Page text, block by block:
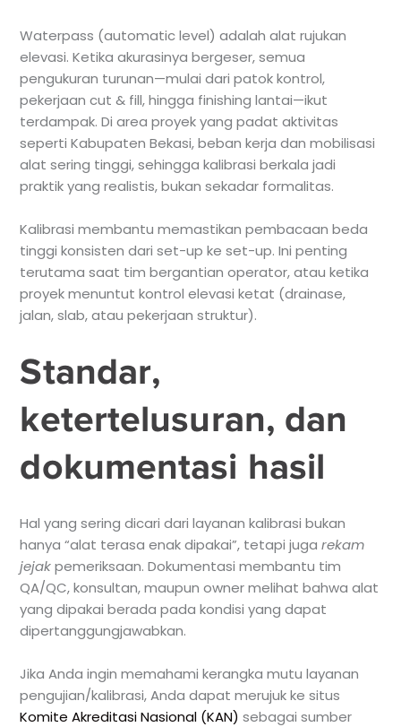
Waterpass (automatic level) adalah alat rujukan
elevasi. Ketika akurasinya bergeser, semua
pengukuran turunan—mulai dari patok kontrol,
pekerjaan cut & fill, hingga finishing lantai—ikut
terdampak. Di area proyek yang padat aktivitas
seperti Kabupaten Bekasi, beban kerja dan mobilisasi
alat sering tinggi, sehingga kalibrasi berkala jadi
praktik yang realistis, bukan sekadar formalitas.
Kalibrasi membantu memastikan pembacaan beda
tinggi konsisten dari set-up ke set-up. Ini penting
terutama saat tim bergantian operator, atau ketika
proyek menuntut kontrol elevasi ketat (drainase,
jalan, slab, atau pekerjaan struktur).
Standar,
ketertelusuran, dan
dokumentasi hasil
Hal yang sering dicari dari layanan kalibrasi bukan
hanya “alat terasa enak dipakai”, tetapi jugarekam
jejakpemeriksaan. Dokumentasi membantu tim
QA/QC, konsultan, maupun owner melihat bahwa alat
yang dipakai berada pada kondisi yang dapat
dipertanggungjawabkan.
Jika Anda ingin memahami kerangka mutu layanan
pengujian/kalibrasi, Anda dapat merujuk ke situs
Komite Akreditasi Nasional (KAN) sebagai sumber